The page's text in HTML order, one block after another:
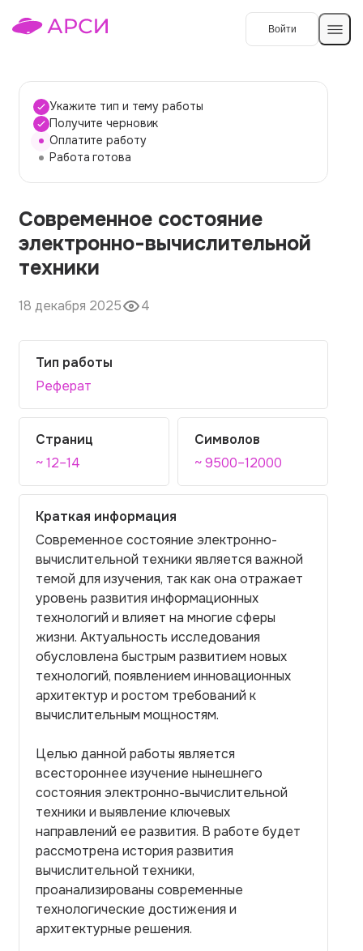
Войти
Темы работ
О сервисе
О компании
Наши гарантии
Вопросы и ответы
Контакты
Укажите тип и тему работы
Получите черновик
Оплатите работу
Работа готова
Современное состояние
электронно-вычислительной
техники
18 декабря 2025 4
Тип работы
Реферат
Страниц
~ 12–14
Символов
~ 9500–12000
Краткая информация
Современное состояние электронно-
вычислительной техники является важной
темой для изучения, так как она отражает
уровень развития информационных
технологий и влияет на многие сферы
жизни. Актуальность исследования
обусловлена быстрым развитием новых
технологий, появлением инновационных
архитектур и ростом требований к
вычислительным мощностям.
Целью данной работы является
всестороннее изучение нынешнего
состояния электронно-вычислительной
техники и выявление ключевых
направлений ее развития. В работе будет
рассмотрена история развития
вычислительной техники,
проанализированы современные
технологические достижения и
архитектурные решения.